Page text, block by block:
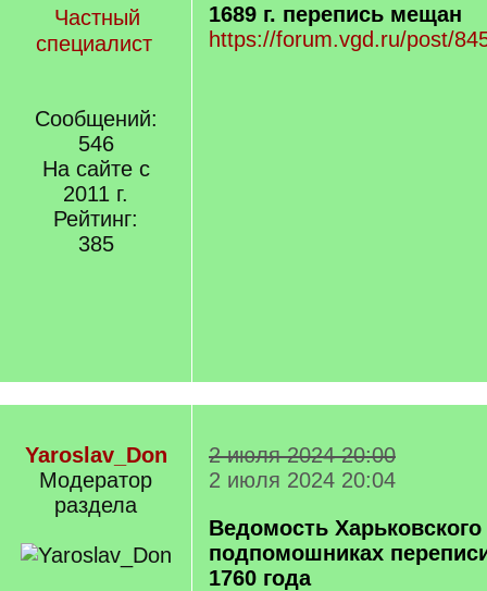
Частный
специалист
Сообщений:
546
На сайте с
2011 г.
Рейтинг:
385
1689 г. перепись мещан
https://forum.vgd.ru/post/
Yaroslav_Don
Модератор
раздела
2 июля 2024 20:00
2 июля 2024 20:04
Ведомость
подпомошниках
1760 года